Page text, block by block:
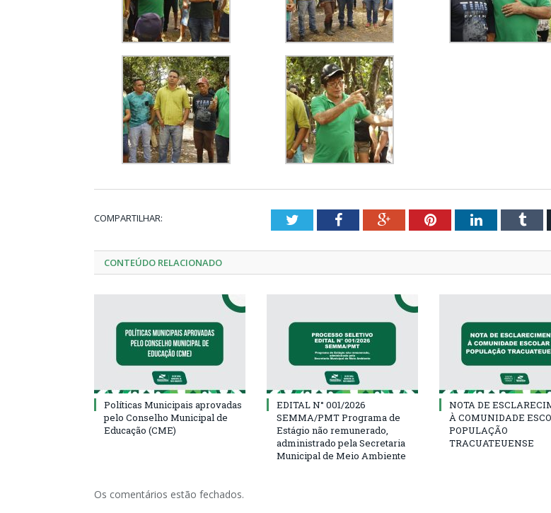
COMPARTILHAR: TwitterFacebookGoogle+PinterestLinkedIn
CONTEÚDO RELACIONADO
Políticas Municipais aprovadas
pelo Conselho Municipal de
Educação (CME)
EDITAL N° 001/2026
SEMMA/PMT Programa de
Estágio não remunerado,
administrado pela Secretaria
Municipal de Meio Ambiente
NOTA DE
À COMUNIDADE
POPULAÇÃO
TRACUATEUENSE
Os comentários estão fechados.